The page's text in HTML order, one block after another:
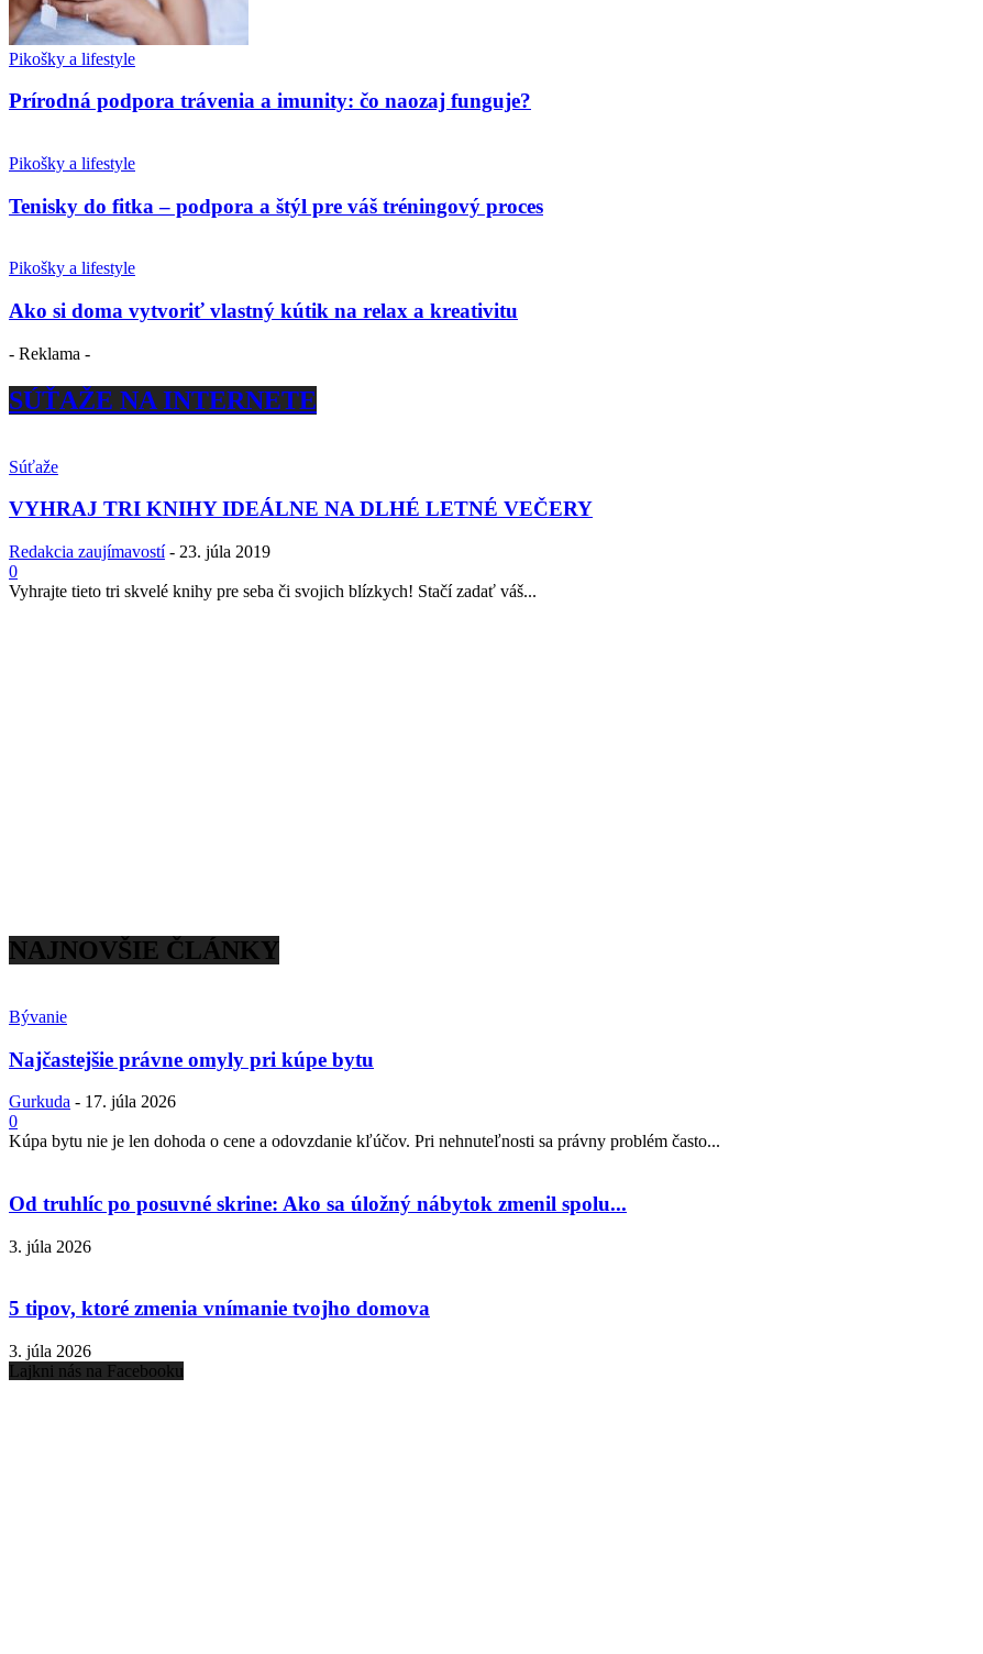
Pikošky a lifestyle
Prírodná podpora trávenia a imunity: čo naozaj funguje?
Pikošky a lifestyle
Tenisky do fitka – podpora a štýl pre váš tréningový proces
Pikošky a lifestyle
Ako si doma vytvoriť vlastný kútik na relax a kreativitu
- Reklama -
SÚŤAŽE NA INTERNETE
Súťaže
VYHRAJ TRI KNIHY IDEÁLNE NA DLHÉ LETNÉ VEČERY
Redakcia zaujímavostí - 23. júla 2019
0
Vyhrajte tieto tri skvelé knihy pre seba či svojich blízkych! Stačí zadať váš...
NAJNOVŠIE ČLÁNKY
Bývanie
Najčastejšie právne omyly pri kúpe bytu
Gurkuda - 17. júla 2026
0
Kúpa bytu nie je len dohoda o cene a odovzdanie kľúčov. Pri nehnuteľnosti sa právny problém často...
Od truhlíc po posuvné skrine: Ako sa úložný nábytok zmenil spolu...
3. júla 2026
5 tipov, ktoré zmenia vnímanie tvojho domova
3. júla 2026
Lajkni nás na Facebooku